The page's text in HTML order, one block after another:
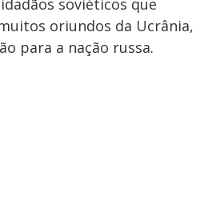
soviéticos que
oriundos da Ucrânia,
para a nação russa.